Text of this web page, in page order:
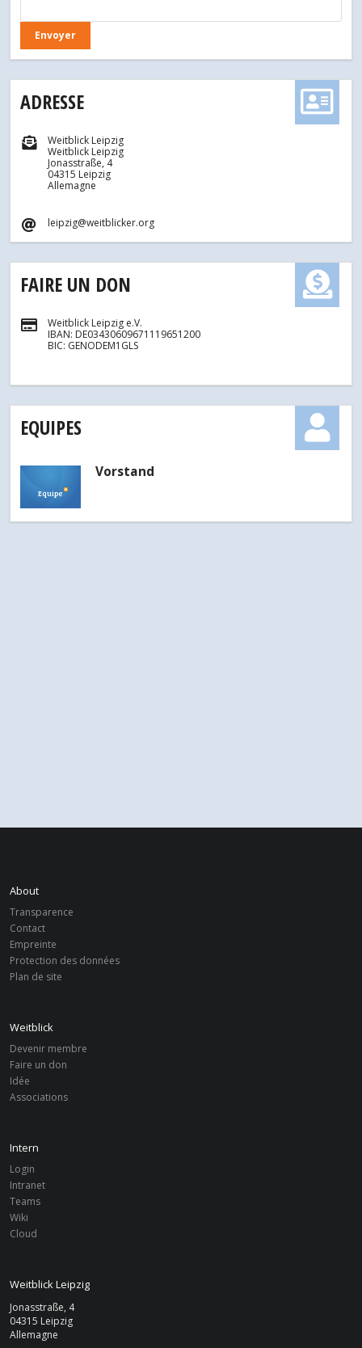
ADRESSE
Weitblick Leipzig
Weitblick Leipzig
Jonasstraße, 4
04315 Leipzig
Allemagne
leipzig@weitblicker.org
FAIRE UN DON
Weitblick Leipzig e.V.
IBAN: DE03430609671119651200
BIC: GENODEM1GLS
EQUIPES
Equipe
Vorstand
About
Transparence
Contact
Empreinte
Protection des données
Plan de site
Weitblick
Devenir membre
Faire un don
Idée
Associations
Intern
Login
Intranet
Teams
Wiki
Cloud
Weitblick Leipzig
Jonasstraße, 4
04315 Leipzig
Allemagne